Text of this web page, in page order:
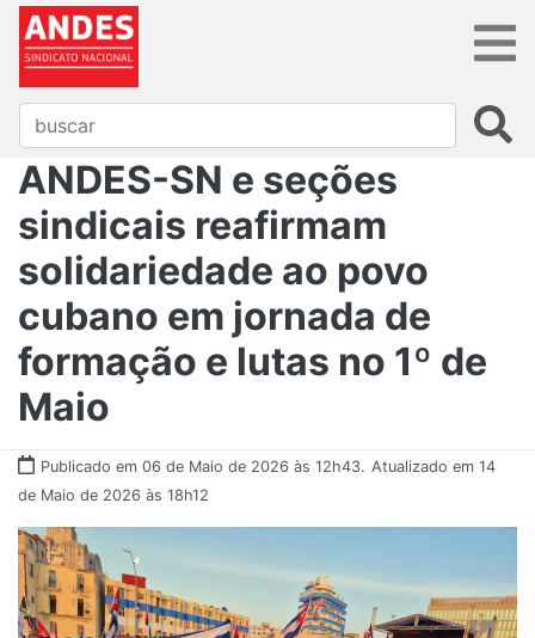
ANDES-SN e seções
sindicais reafirmam
solidariedade ao povo
cubano em jornada de
formação e lutas no 1º de
Maio
Publicado em 06 de Maio de 2026 às 12h43. Atualizado em 14
de Maio de 2026 às 18h12